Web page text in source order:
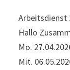
Arbeitsdienst
Hallo
Mo.
Mit.